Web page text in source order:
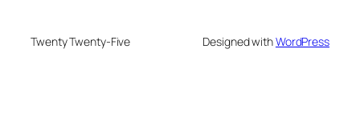
Twenty Twenty-Five Designed withWordPress